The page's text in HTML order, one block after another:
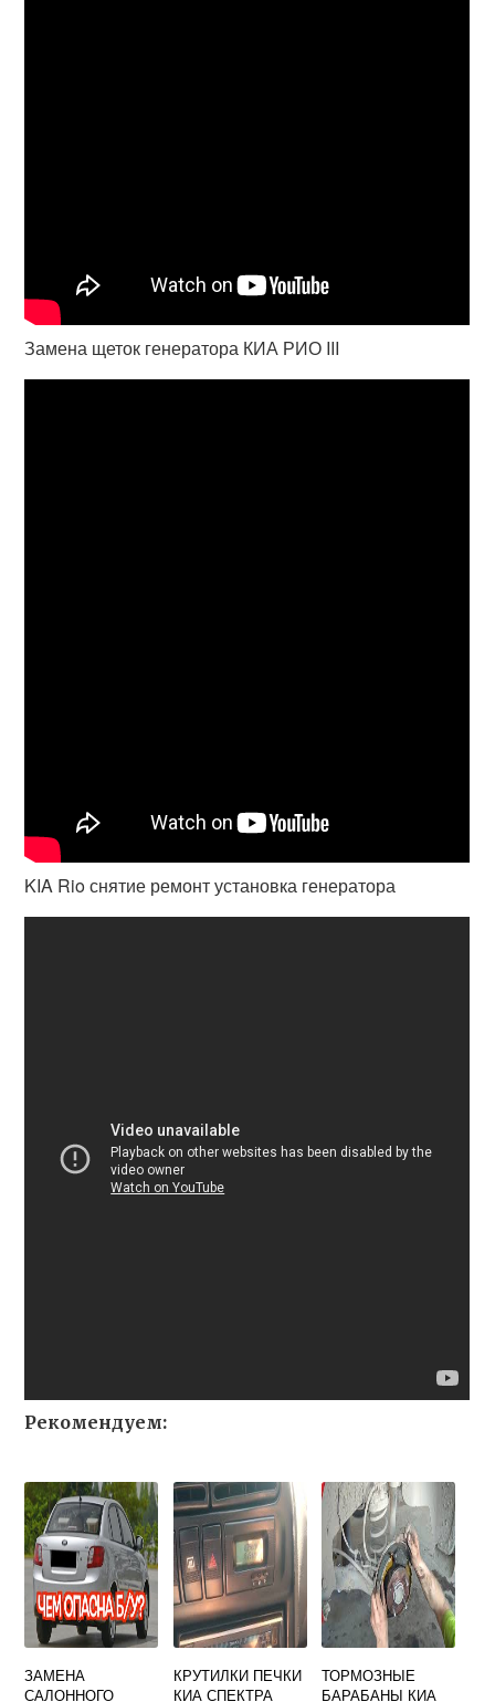
Замена щеток генератора КИА РИО III
KIA Rio снятие ремонт установка генератора
Рекомендуем:
ЗАМЕНА
САЛОННОГО
КРУТИЛКИ ПЕЧКИ
КИА СПЕКТРА
ТОРМОЗНЫЕ
БАРАБАНЫ КИА